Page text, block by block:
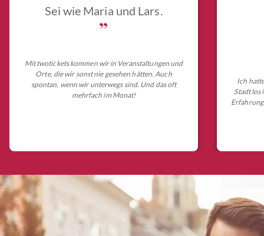
Sei wie Maria und Lars.
„
Mit twotickets kommen wir in Veranstaltungen und
Orte, die wir sonst nie gesehen hätten. Auch
spontan, wenn wir unterwegs sind. Und das oft
mehrfach im Monat!
Ich
Stadt los